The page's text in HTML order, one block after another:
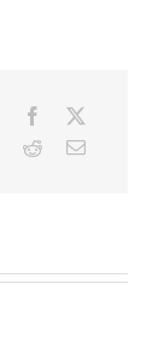
Facebook
RedditEmail